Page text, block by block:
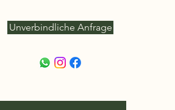
Unverbindliche Anfrage